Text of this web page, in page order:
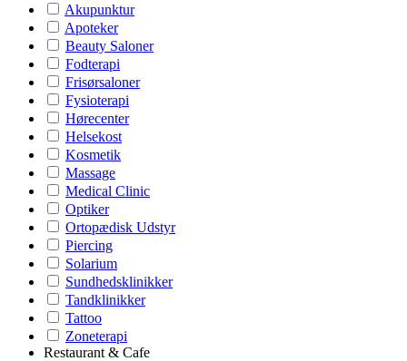
Akupunktur
Apoteker
Beauty Saloner
Fodterapi
Frisørsaloner
Fysioterapi
Hørecenter
Helsekost
Kosmetik
Massage
Medical Clinic
Optiker
Ortopædisk Udstyr
Piercing
Solarium
Sundhedsklinikker
Tandklinikker
Tattoo
Zoneterapi
Restaurant & Cafe